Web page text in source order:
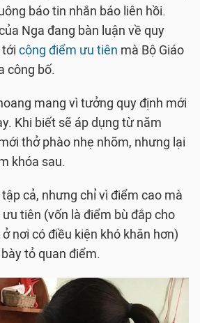
báo tin nhắn báo liên hồi.
Nga đang bàn luận về quy
cộng điểm ưu tiên mà Bộ Giáo
công bố.
mang vì tưởng quy định mới
Khi biết sẽ áp dụng từ năm
thở phào nhẹ nhõm, nhưng lại
khóa sau.
cả, nhưng chỉ vì điểm cao mà
tiên (vốn là điểm bù đắp cho
nơi có điều kiện khó khăn hơn)
tỏ quan điểm.